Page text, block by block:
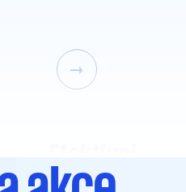
komunikace